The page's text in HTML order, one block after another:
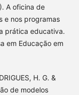
A oficina de
e nos programas
prática educativa.
em Educação em
H. G. &
de modelos